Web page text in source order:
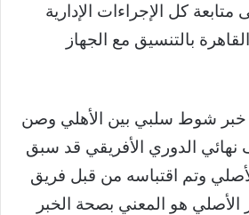
متابعة كل الإجراءات الإدارية
بالتنسيق مع الجهاز
خبر شوط سلبي بين الأهلي وصن
الدوري الأفريقي قد سبق
وتم اقتباسه من قبل فريق
هو المعني بصحة الخبر